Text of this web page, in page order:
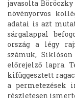
javasolta
növényorvos
adatai is azt
sárgalappal
ország a légy
számuk,
előrejelző lapra.
kifüggesztett
a permetezések
részletesen